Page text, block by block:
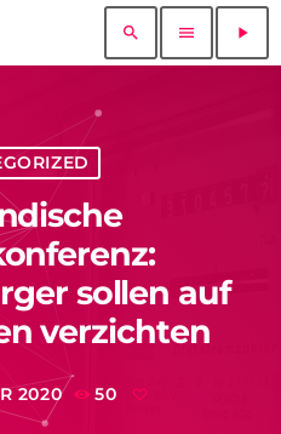
search menu play_arrow
sollen auf
verzichten
2020 50